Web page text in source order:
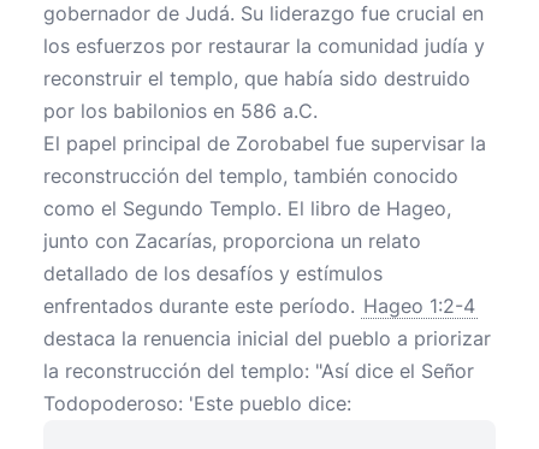
gobernador de Judá. Su liderazgo fue crucial en
los esfuerzos por restaurar la comunidad judía y
reconstruir el templo, que había sido destruido
por los babilonios en 586 a.C.
El papel principal de Zorobabel fue supervisar la
reconstrucción del templo, también conocido
como el Segundo Templo. El libro de Hageo,
junto con Zacarías, proporciona un relato
detallado de los desafíos y estímulos
enfrentados durante este período. Hageo 1:2-4
destaca la renuencia inicial del pueblo a priorizar
la reconstrucción del templo: "Así dice el Señor
Todopoderoso: 'Este pueblo dice: